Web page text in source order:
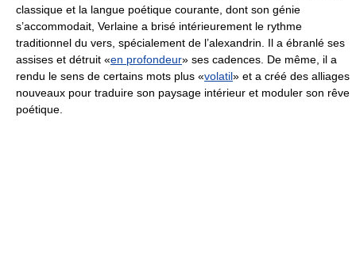
classique et la langue poétique courante, dont son génie
s’accommodait, Verlaine a brisé intérieurement le rythme
traditionnel du vers, spécialement de l’alexandrin. Il a ébranlé ses
assises et détruit «en profondeur» ses cadences. De même, il a
rendu le sens de certains mots plus «volatil» et a créé des alliages
nouveaux pour traduire son paysage intérieur et moduler son rêve
poétique.